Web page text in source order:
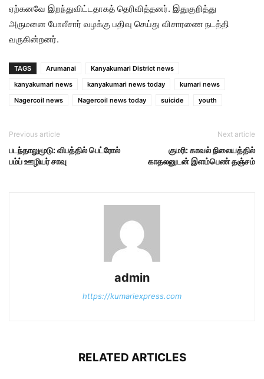
ஏற்கனவே இறந்துவிட்டதாகத் தெரிவித்தனர். இதுகுறித்து
அருமனை போலீசார் வழக்கு பதிவு செய்து விசாரணை நடத்தி
வருகின்றனர்.
TAGS Arumanai
Kanyakumari District news
kanyakumari news
kanyakumari news today
kumari news
Nagercoil news
Nagercoil news today suicide youth
Previous article
படந்தாலுமூடு: விபத்தில் பெட்ரோல்
பம்ப் ஊழியர் சாவு
Next article
குமரி: காவல் நிலையத்தில்
காதலனுடன் இளம்பெண் தஞ்சம்
admin
https://kumariexpress.com
RELATED ARTICLES